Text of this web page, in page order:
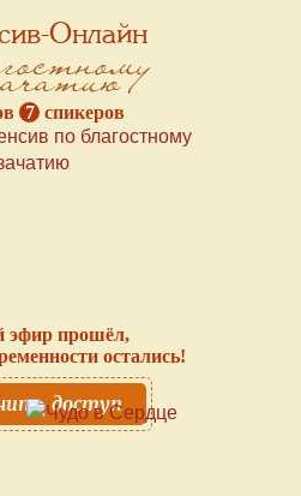
Онлайн
7 спикеров
эфир прошёл,
остались!
доступ